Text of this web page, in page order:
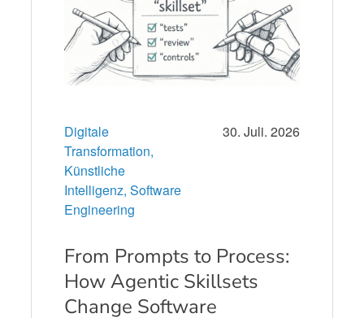
Digitale
Transformation,
Künstliche
Intelligenz, Software
Engineering
30. Juli. 2026
From Prompts to Process:
How Agentic Skillsets
Change Software